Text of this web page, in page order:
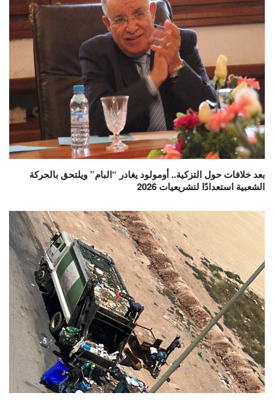
بعد خلافات حول التزكية.. أومولود يغادر “البام” ويلتحق بالحركة
الشعبية استعدادًا لتشريعيات 2026